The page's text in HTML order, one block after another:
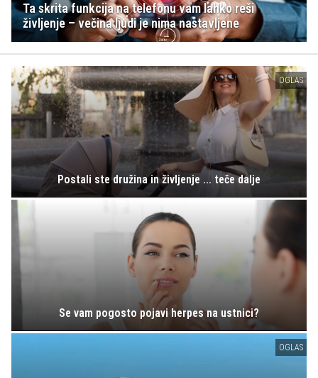
Ta skrita funkcija na telefonu vam lahko reši
življenje – večina ljudi je nima nastavljene
OGLAS
Postali ste družina in življenje ... teče dalje
Se vam pogosto pojavi herpes na ustnici?
OGLAS